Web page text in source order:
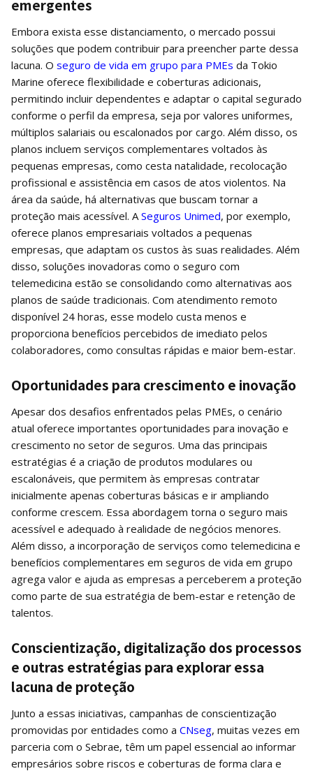
emergentes
Embora exista esse distanciamento, o mercado possui
soluções que podem contribuir para preencher parte dessa
lacuna. O seguro de vida em grupo para PMEs da Tokio
Marine oferece flexibilidade e coberturas adicionais,
permitindo incluir dependentes e adaptar o capital segurado
conforme o perfil da empresa, seja por valores uniformes,
múltiplos salariais ou escalonados por cargo. Além disso, os
planos incluem serviços complementares voltados às
pequenas empresas, como cesta natalidade, recolocação
profissional e assistência em casos de atos violentos. Na
área da saúde, há alternativas que buscam tornar a
proteção mais acessível. A Seguros Unimed, por exemplo,
oferece planos empresariais voltados a pequenas
empresas, que adaptam os custos às suas realidades. Além
disso, soluções inovadoras como o seguro com
telemedicina estão se consolidando como alternativas aos
planos de saúde tradicionais. Com atendimento remoto
disponível 24 horas, esse modelo custa menos e
proporciona benefícios percebidos de imediato pelos
colaboradores, como consultas rápidas e maior bem-estar.
Oportunidades para crescimento e inovação
Apesar dos desafios enfrentados pelas PMEs, o cenário
atual oferece importantes oportunidades para inovação e
crescimento no setor de seguros. Uma das principais
estratégias é a criação de produtos modulares ou
escalonáveis, que permitem às empresas contratar
inicialmente apenas coberturas básicas e ir ampliando
conforme crescem. Essa abordagem torna o seguro mais
acessível e adequado à realidade de negócios menores.
Além disso, a incorporação de serviços como telemedicina e
benefícios complementares em seguros de vida em grupo
agrega valor e ajuda as empresas a perceberem a proteção
como parte de sua estratégia de bem-estar e retenção de
talentos.
Conscientização, digitalização dos processos
e outras estratégias para explorar essa
lacuna de proteção
Junto a essas iniciativas, campanhas de conscientização
promovidas por entidades como a CNseg, muitas vezes em
parceria com o Sebrae, têm um papel essencial ao informar
empresários sobre riscos e coberturas de forma clara e